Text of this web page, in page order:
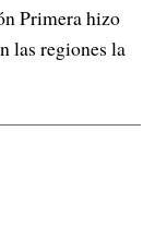
Primera hizo
las regiones la